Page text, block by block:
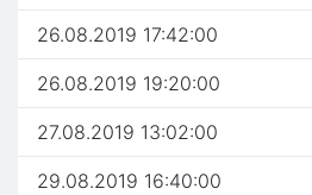
26.08.2019 17:42:00
26.08.2019 19:20:00
27.08.2019 13:02:00
29.08.2019 16:40:00